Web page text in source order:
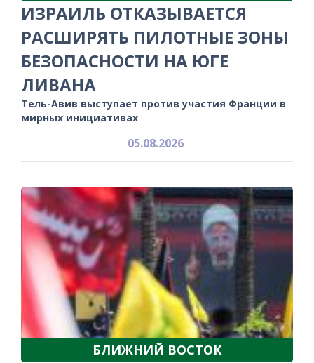
ИЗРАИЛЬ ОТКАЗЫВАЕТСЯ
РАСШИРЯТЬ ПИЛОТНЫЕ ЗОНЫ
БЕЗОПАСНОСТИ НА ЮГЕ
ЛИВАНА
Тель-Авив выступает против участия Франции в
мирных инициативах
05.08.2026
БЛИЖНИЙ ВОСТОК